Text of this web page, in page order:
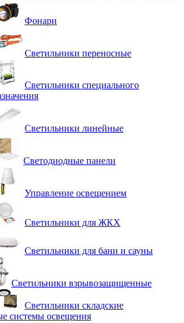
Фонари
Светильники переносные
Светильники специального
Светильники линейные
Светодиодные панели
Управление освещением
Светильники для ЖКХ
Светильники для бани и сауны
Светильники взрывозащищенные
Светильники складские
системы освещения